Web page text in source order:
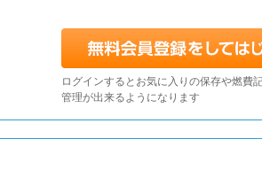
ログインするとお気に入りの保存や燃費
管理が出来るようになります